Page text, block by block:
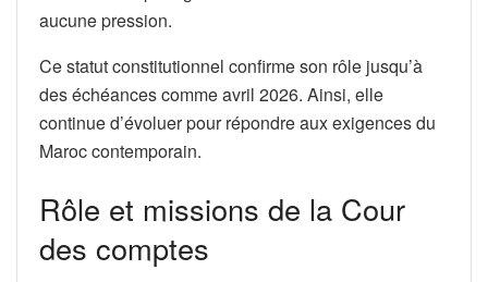
aucune pression.
Ce statut constitutionnel confirme son rôle jusqu’à
des échéances comme avril 2026. Ainsi, elle
continue d’évoluer pour répondre aux exigences du
Maroc contemporain.
Rôle et missions de la Cour
des comptes